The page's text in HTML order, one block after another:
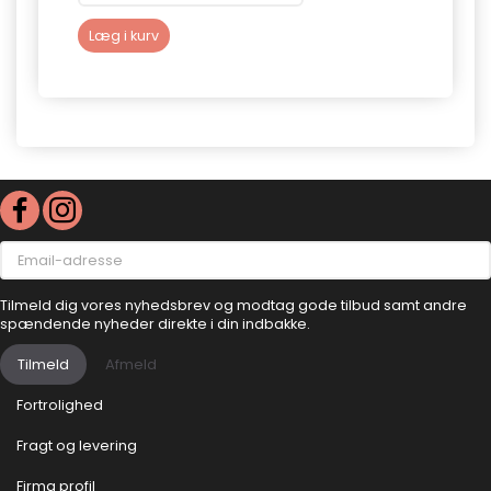
Læg i kurv
Email-
adresse
Tilmeld dig vores nyhedsbrev og modtag gode tilbud samt andre
spændende nyheder direkte i din indbakke.
Tilmeld Afmeld
Fortrolighed
Fragt og levering
Firma profil